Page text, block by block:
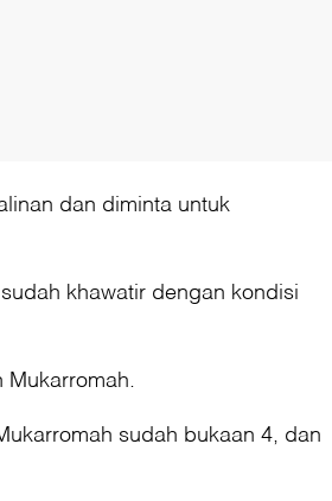
dan diminta untuk
khawatir dengan kondisi
sudah bukaan 4, dan